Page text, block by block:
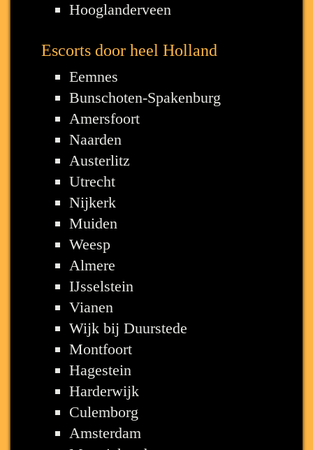
Hooglanderveen
Escorts door heel Holland
Eemnes
Bunschoten-Spakenburg
Amersfoort
Naarden
Austerlitz
Utrecht
Nijkerk
Muiden
Weesp
Almere
IJsselstein
Vianen
Wijk bij Duurstede
Montfoort
Hagestein
Harderwijk
Culemborg
Amsterdam